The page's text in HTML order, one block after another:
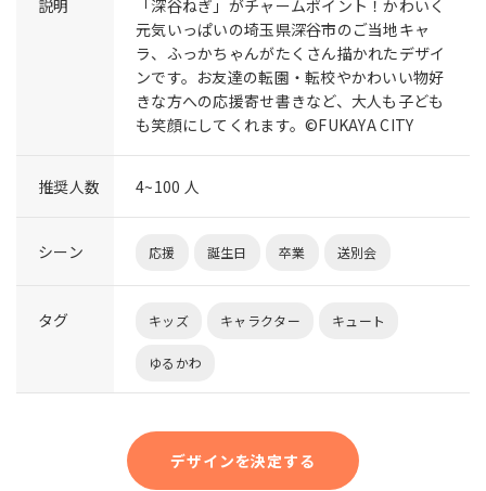
説明
「深谷ねぎ」がチャームポイント！かわいく
元気いっぱいの埼玉県深谷市のご当地キャ
ラ、ふっかちゃんがたくさん描かれたデザイ
ンです。お友達の転園・転校やかわいい物好
きな方への応援寄せ書きなど、大人も子ども
も笑顔にしてくれます。©FUKAYA CITY
推奨人数 4~100 人
シーン 応援 誕生日 卒業 送別会
タグ キッズ キャラクター キュート
ゆるかわ
デザインを決定する